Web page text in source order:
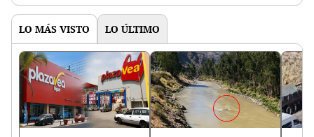
LO MÁS VISTO LO ÚLTIMO